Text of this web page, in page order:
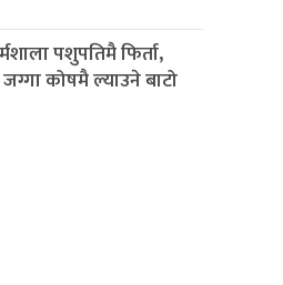
पशुपतिमै फिर्ता,
कोषमै ल्याउने बाटो